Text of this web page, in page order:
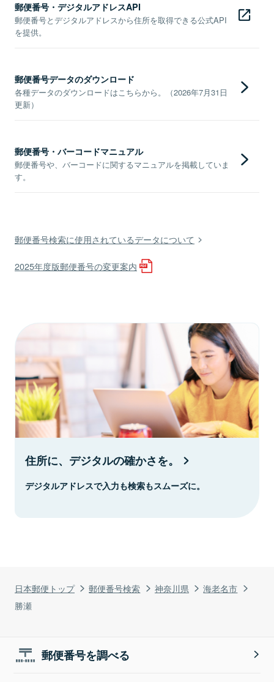
日本郵便トップ 郵便番号検索 神奈川県
海老名市
勝瀬
郵便番号・デジタルアドレスAPI
郵便番号とデジタルアドレスから住所を取得できる公式API
を提供。
郵便番号データのダウンロード
各種データのダウンロードはこちらから。（2026年7月31日
更新）
郵便番号・バーコードマニュアル
郵便番号や、バーコードに関するマニュアルを掲載していま
す。
郵便番号検索に使用されているデータについて
2025年度版郵便番号の変更案内
住所に、デジタルの確かさを。
デジタルアドレスで入力も検索もスムーズに。
郵便番号を調べる